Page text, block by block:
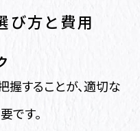
び方と費用
することが、適切な
です。